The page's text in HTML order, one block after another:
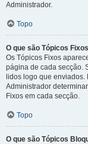
Administrador.
Topo
O que são Tópicos
Os Tópicos Fixos
página de cada secção.
lidos logo que enviados.
Administrador
Fixos em cada secção.
Topo
O que são Tópicos